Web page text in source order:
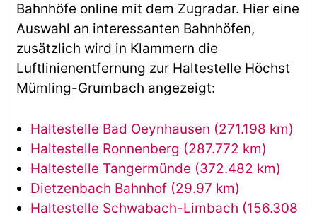
Bahnhöfe online mit dem Zugradar. Hier eine
Auswahl an interessanten Bahnhöfen,
zusätzlich wird in Klammern die
Luftlinienentfernung zur Haltestelle Höchst
Mümling-Grumbach angezeigt:
Haltestelle Bad Oeynhausen (271.198 km)
Haltestelle Ronnenberg (287.772 km)
Haltestelle Tangermünde (372.482 km)
Dietzenbach Bahnhof (29.97 km)
Haltestelle Schwabach-Limbach (156.308